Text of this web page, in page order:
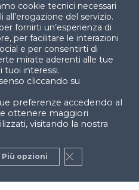
di Milano Dipartimento
cookie tecnici necessari
del servizio.
fornirti un’esperienza di
per facilitare le interazioni
e per consentirti di
mirate aderenti alle tue
tuoi interessi.
cliccando su
preferenze accedendo al
ottenere maggiori
visitando la nostra
Più opzioni Close GDPR